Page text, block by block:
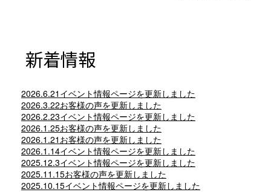
新着情報
2026.6.21イベント情報ページを更新しました
2026.3.22お客様の声を更新しました
2026.2.23イベント情報ページを更新しました
2026.1.25お客様の声を更新しました
2026.1.21お客様の声を更新しました
2026.1.14イベント情報ページを更新しました
2025.12.3イベント情報ページを更新しました
2025.11.15お客様の声を更新しました
2025.10.15イベント情報ページを更新しました